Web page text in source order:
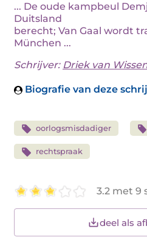
... De oude kampbeul
Duitsland
berecht; Van Gaal wordt
München ...
Schrijver: Driek van
Biografie van deze
oorlogsmisdadiger
rechtspraak
3.2 met 9
deel als